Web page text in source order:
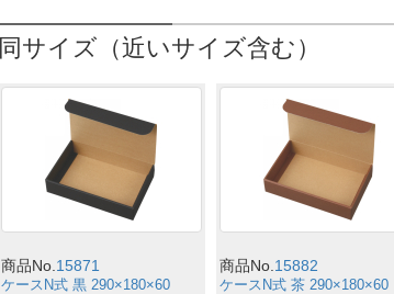
同サイズ（近いサイズ含む）
商品No. 15871
ケースN式 黒 290×180×60
商品No. 15882
ケースN式 茶 290×180×60